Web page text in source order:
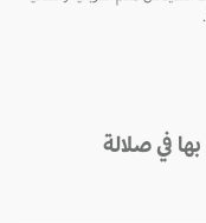
في صلالة